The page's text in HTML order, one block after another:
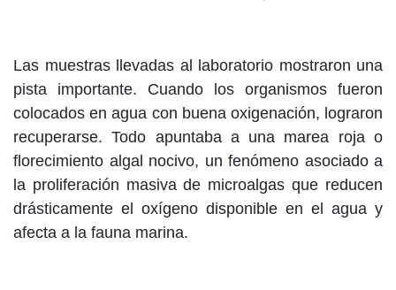
Las muestras llevadas al laboratorio mostraron una
pista importante. Cuando los organismos fueron
colocados en agua con buena oxigenación, lograron
recuperarse. Todo apuntaba a una marea roja o
florecimiento algal nocivo, un fenómeno asociado a
la proliferación masiva de microalgas que reducen
drásticamente el oxígeno disponible en el agua y
afecta a la fauna marina.